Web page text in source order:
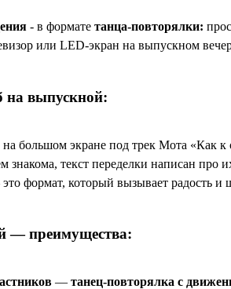
- в формате танца-повторялки:
или LED-экран на выпускном
на выпускной:
большом экране под трек Мота
текст переделки написан про
формат, который вызывает радость и
— преимущества:
— танец-повторялка с